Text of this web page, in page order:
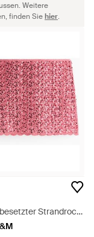
Weitere
finden Siehier.
Strandrock
- Rot